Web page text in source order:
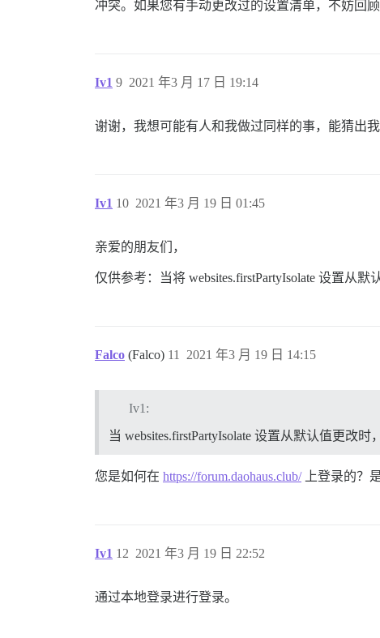
冲突。如果您有手动更改过的设置清单，不妨回
Iv1 2021 年3 月 17 日 19:14
9
谢谢，我想可能有人和我做过同样的事，能猜出
Iv1 2021 年3 月 19 日 01:45
10
亲爱的朋友们，
仅供参考：当将 websites.firstPartyIsolate 设置从默
Falco (Falco) 2021 年3 月 19 日 14:15
11
Iv1:
当 websites.firstPartyIsolate 设置从默认值更改时
您是如何在 https://forum.daohaus.club/上登录的？
Iv1 2021 年3 月 19 日 22:52
12
通过本地登录进行登录。